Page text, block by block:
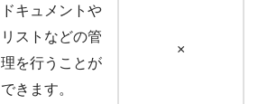
ドキュメントや
リストなどの管
理を行うことが
できます。
×